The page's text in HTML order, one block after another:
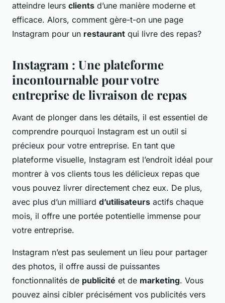
atteindre leurs clients d’une manière moderne et
efficace. Alors, comment gère-t-on une page
Instagram pour un restaurant qui livre des repas?
Instagram : Une plateforme
incontournable pour votre
entreprise de livraison de repas
Avant de plonger dans les détails, il est essentiel de
comprendre pourquoi Instagram est un outil si
précieux pour votre entreprise. En tant que
plateforme visuelle, Instagram est l’endroit idéal pour
montrer à vos clients tous les délicieux repas que
vous pouvez livrer directement chez eux. De plus,
avec plus d’un milliard d’utilisateurs actifs chaque
mois, il offre une portée potentielle immense pour
votre entreprise.
Instagram n’est pas seulement un lieu pour partager
des photos, il offre aussi de puissantes
fonctionnalités de publicité et de marketing. Vous
pouvez ainsi cibler précisément vos publicités vers